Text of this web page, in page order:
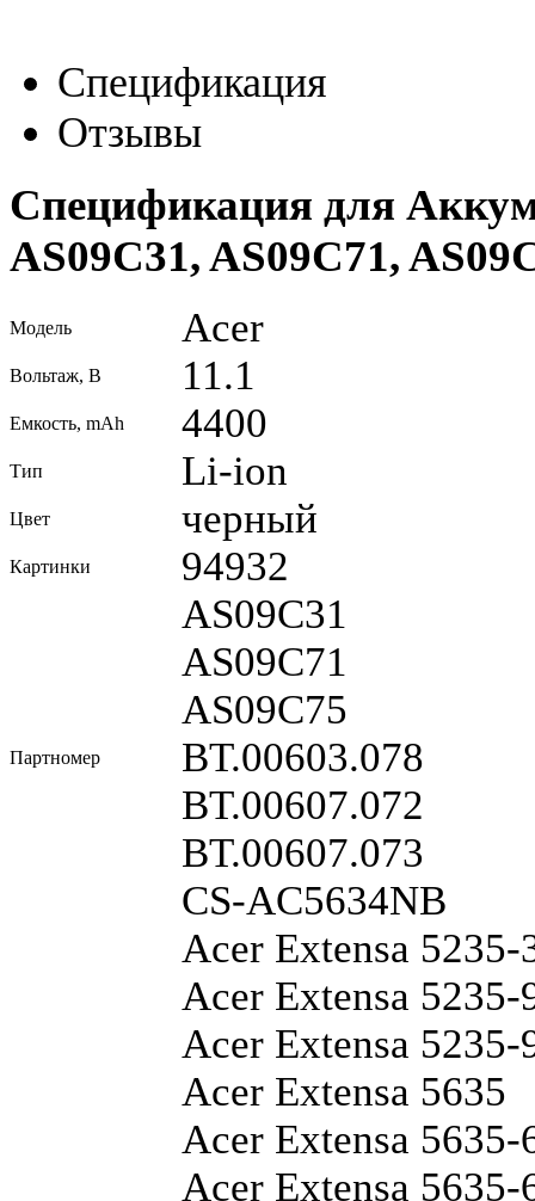
Спецификация
Отзывы
Спецификация для
AS09C31, AS09C71,
Модель Acer
Вольтаж, В 11.1
Емкость, mAh 4400
Тип Li-ion
Цвет черный
Картинки 94932
Партномер
AS09C31
AS09C71
AS09C75
BT.00603.078
BT.00607.072
BT.00607.073
CS-AC5634NB
Acer Extensa
Acer Extensa
Acer Extensa
Acer Extensa 5635
Acer Extensa
Acer Extensa